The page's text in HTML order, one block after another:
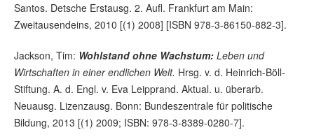
Santos. Detsche Erstausg. 2. Aufl. Frankfurt am Main:
Zweitausendeins, 2010 [(1) 2008] [ISBN 978-3-86150-882-3].
Jackson, Tim: Wohlstand ohne Wachstum: Leben und
Wirtschaften in einer endlichen Welt. Hrsg. v. d. Heinrich-Böll-
Stiftung. A. d. Engl. v. Eva Leipprand. Aktual. u. überarb.
Neuausg. Lizenzausg. Bonn: Bundeszentrale für politische
Bildung, 2013 [(1) 2009; ISBN: 978-3-8389-0280-7].